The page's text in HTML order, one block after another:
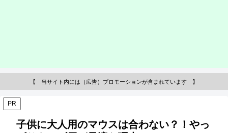
【 当サイト内には（広告）プロモーションが含まれています 】
PR
子供に大人用のマウスは合わない？！やっ